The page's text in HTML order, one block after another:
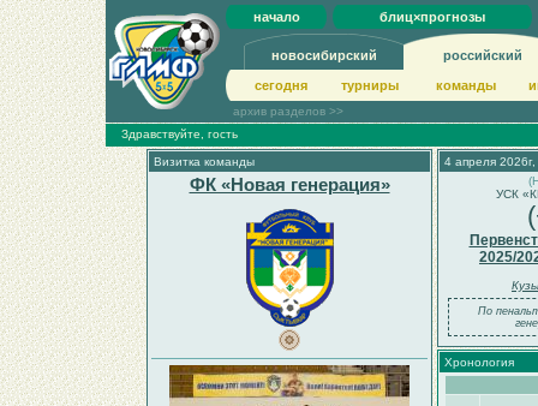
начало блиц×прогнозы
новосибирский российский
сегодня турниры команды
архив разделов >>
Здравствуйте, гость
Визитка команды
ФК «Новая генерация»
4 апреля
УСК
2025/
По
Хронология